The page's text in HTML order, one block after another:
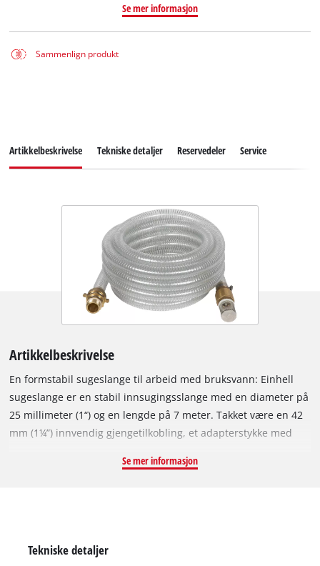
Se mer informasjon
Sammenlign produkt
Artikkelbeskrivelse Tekniske detaljer Reservedeler Service
Artikkelbeskrivelse
En formstabil sugeslange til arbeid med bruksvann: Einhell
sugeslange er en stabil innsugingsslange med en diameter på
25 millimeter (1“) og en lengde på 7 meter. Takket være en 42
mm (1¼”) innvendig gjengetilkobling, et adapterstykke med
gjengenippel av messing med utvendige gjenger 33,3 mm (1”)
av et adapterstykke med innvendige gjenger 33,3 mm (1“) og
Se mer informasjon
Tekniske detaljer